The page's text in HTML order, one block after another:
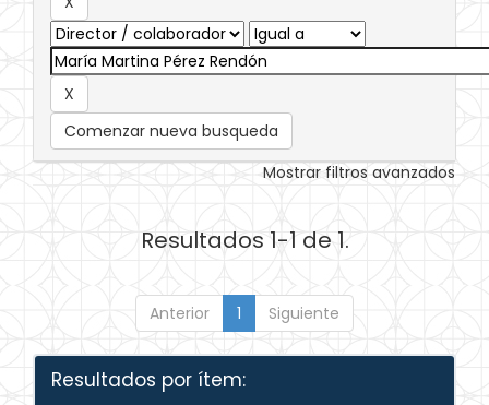
Comenzar nueva busqueda
Mostrar filtros avanzados
Resultados 1-1 de 1.
Anterior 1 Siguiente
Resultados por ítem: